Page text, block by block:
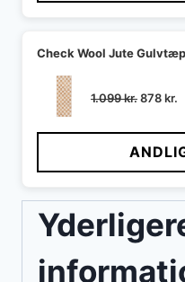
Check Wool Jute
1.099kr.Den
pris
var:
1.099
878kr.